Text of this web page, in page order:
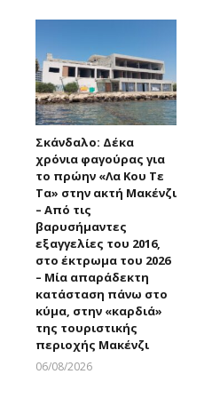
Σκάνδαλο: Δέκα
χρόνια φαγούρας για
το πρώην «Λα Κου Τε
Τα» στην ακτή Μακένζι
– Από τις
βαρυσήμαντες
εξαγγελίες του 2016,
στο έκτρωμα του 2026
– Μία απαράδεκτη
κατάσταση πάνω στο
κύμα, στην «καρδιά»
της τουριστικής
περιοχής Μακένζι
06/08/2026